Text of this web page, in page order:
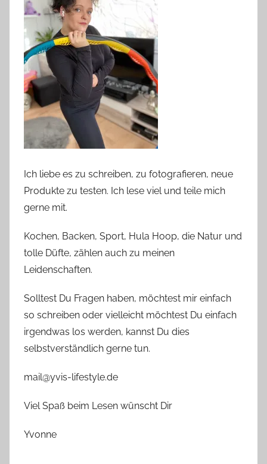
Ich liebe es zu schreiben, zu fotografieren, neue
Produkte zu testen. Ich lese viel und teile mich
gerne mit.
Kochen, Backen, Sport, Hula Hoop, die Natur und
tolle Düfte, zählen auch zu meinen
Leidenschaften.
Solltest Du Fragen haben, möchtest mir einfach
so schreiben oder vielleicht möchtest Du einfach
irgendwas los werden, kannst Du dies
selbstverständlich gerne tun.
mail@yvis-lifestyle.de
Viel Spaß beim Lesen wünscht Dir
Yvonne